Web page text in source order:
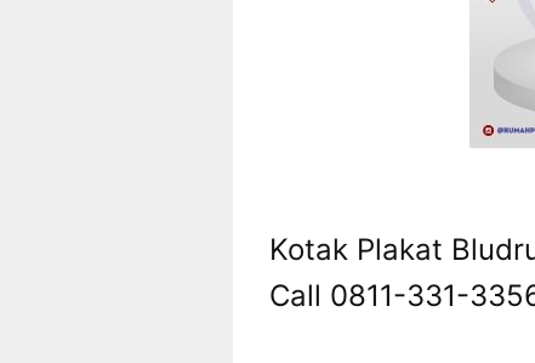
Kotak Plakat
Call 0811-331-